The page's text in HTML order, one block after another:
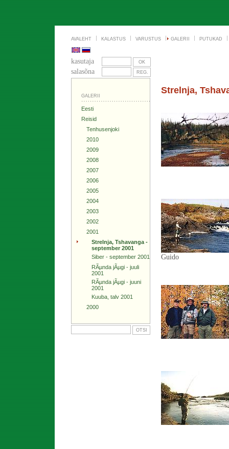
AVALEHT KALASTUS VARUSTUS GALERII PUTUKAD
kasutaja
salasõna
GALERII
Eesti
Reisid
Tenhusenjoki
2010
2009
2008
2007
2006
2005
2004
2003
2002
2001
Strelnja, Tshavanga -
september 2001
Siber - september 2001
RÃµnda jÃµgi - juuli
2001
RÃµnda jÃµgi - juuni
2001
Kuuba, talv 2001
2000
Strelnja,
Guido